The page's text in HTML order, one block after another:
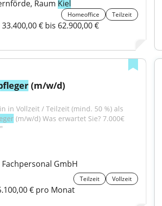
Raum Kiel
Homeoffice Teilzeit
€ bis 62.900,00 €
(m/w/d)
(m/w/d) Was erwartet Sie? 7.000€
GmbH
Teilzeit Vollzeit
€ pro Monat